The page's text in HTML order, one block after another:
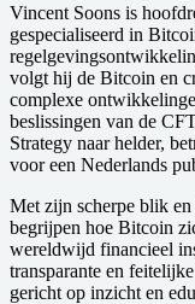
Vincent Soons is
gespecialiseerd in
volgt hij de Bitcoin en
complexe
beslissingen van de
Strategy naar helder,
voor een Nederlands
Met zijn scherpe blik
begrijpen hoe Bitcoin
wereldwijd financieel
transparante en
gericht op inzicht en